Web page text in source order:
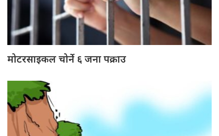
मोटरसाइकल चोर्ने ६ जना पक्राउ